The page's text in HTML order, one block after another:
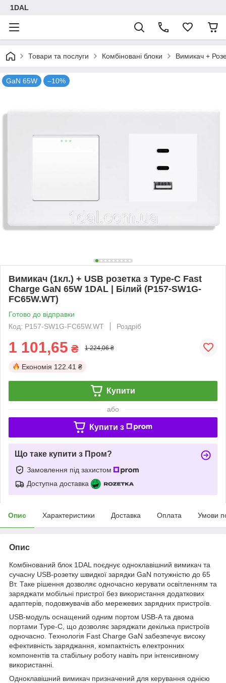
1DAL
Товари та послуги Комбіновані блоки Вимикач +
GaN 65W –10%
Вимикач (1кл.) + USB розетка з Type-C Fast
Charge GaN 65W 1DAL | Білий (P157-SW1G-
FC65W.WT)
Готово до відправки
Код: P157-SW1G-FC65W.WT
Роздріб
1 101,65 ₴ 1 224,06 ₴
Економія 122.41 ₴
Купити
або
Купити з
Що таке купити з Пром?
Замовлення під захистом
Доступна доставка
Опис Характеристики Доставка Оплата Умови
Опис
Комбінований блок 1DAL поєднує одноклавішний вимикач та
сучасну USB-розетку швидкої зарядки GaN потужністю до 65
Вт. Таке рішення дозволяє одночасно керувати освітленням та
заряджати мобільні пристрої без використання додаткових
адаптерів, подовжувачів або мережевих зарядних пристроїв.
USB-модуль оснащений одним портом USB-A та двома
портами Type-C, що дозволяє заряджати декілька пристроїв
одночасно. Технологія Fast Charge GaN забезпечує високу
ефективність заряджання, компактність електронних
компонентів та стабільну роботу навіть при інтенсивному
використанні.
Одноклавішний вимикач призначений для керування однією